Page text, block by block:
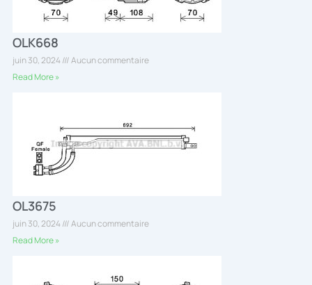
OLK668
juin 30, 2024
Aucun commentaire
Read More »
OL3675
juin 30, 2024
Aucun commentaire
Read More »